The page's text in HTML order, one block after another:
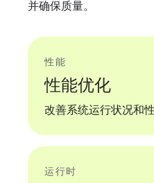
并确保质量。
性能
性能优化
改善系统运行状况和性
运行时